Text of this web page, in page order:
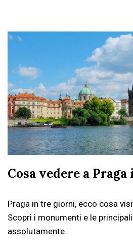
Cosa vedere a
Praga in tre giorni, ecco cosa
Scopri i monumenti e le
assolutamente.